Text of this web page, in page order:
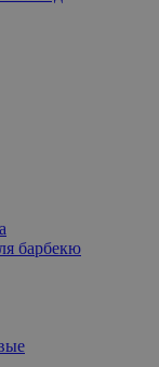
барбекю